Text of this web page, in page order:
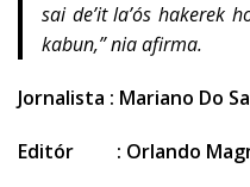
sai de’it la’ós hakerek
kabun,” nia afirma.
Jornalista : Mariano Do
Editór : Orlando